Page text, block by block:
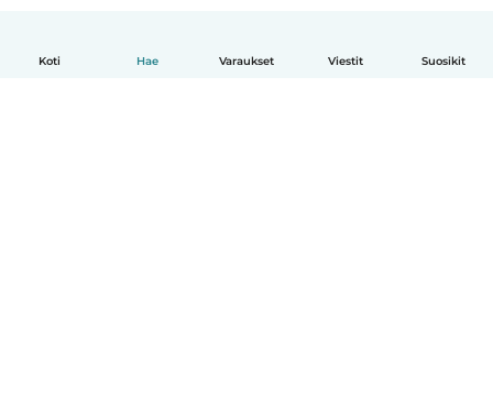
Koti Hae Varaukset Viestit Suosikit